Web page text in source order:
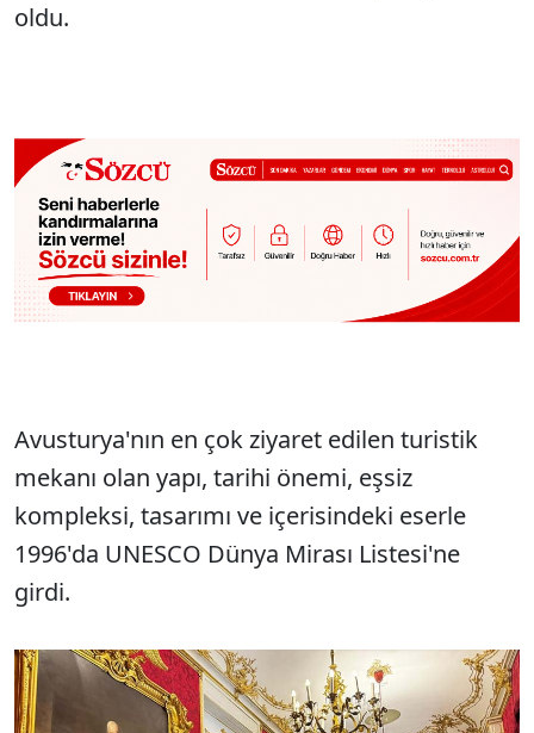
oldu.
Avusturya'nın en çok ziyaret edilen turistik
mekanı olan yapı, tarihi önemi, eşsiz
kompleksi, tasarımı ve içerisindeki eserle
1996'da UNESCO Dünya Mirası Listesi'ne
girdi.